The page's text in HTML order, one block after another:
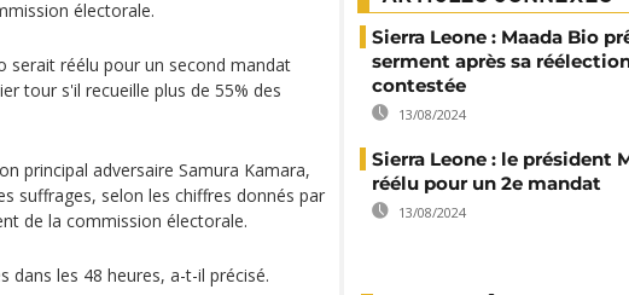
électorale.
serait réélu pour un second mandat
tour s'il recueille plus de 55% des
principal adversaire Samura Kamara,
suffrages, selon les chiffres donnés par
de la commission électorale.
dans les 48 heures, a-t-il précisé.
Sierra Leone : Maada Bio
serment après sa
contestée
13/08/2024
Sierra Leone : le président
réélu pour un 2e mandat
13/08/2024